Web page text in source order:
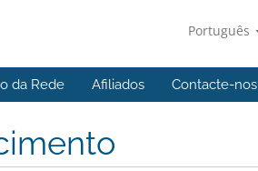
Português
da Rede Afiliados Contacte-nos